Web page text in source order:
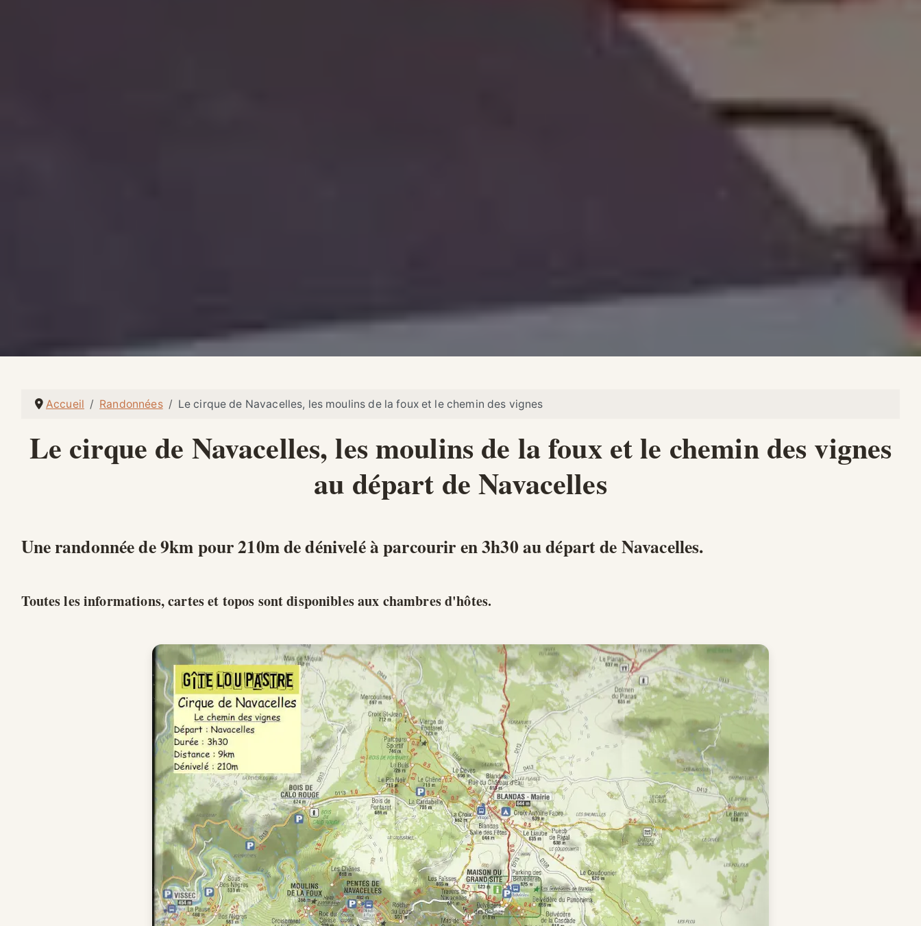
Accueil Randonnées Le cirque de Navacelles, les moulins de la foux et le chemin des vignes
Le cirque de Navacelles, les moulins de la foux et le chemin des vignes
au départ de Navacelles
Une randonnée de 9km pour 210m de dénivelé à parcourir en 3h30 au départ de Navacelles.
Toutes les informations, cartes et topos sont disponibles aux chambres d'hôtes.